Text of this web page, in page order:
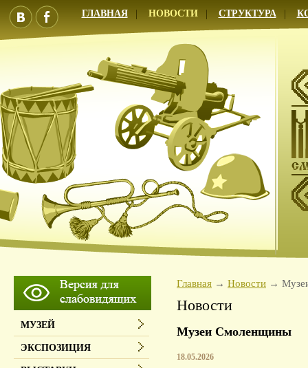
ГЛАВНАЯ НОВОСТИ СТРУКТУРА
Главная Новости
Новости
Музеи Смоленщины
18.05.2026
МУЗЕЙ
ЭКСПОЗИЦИЯ